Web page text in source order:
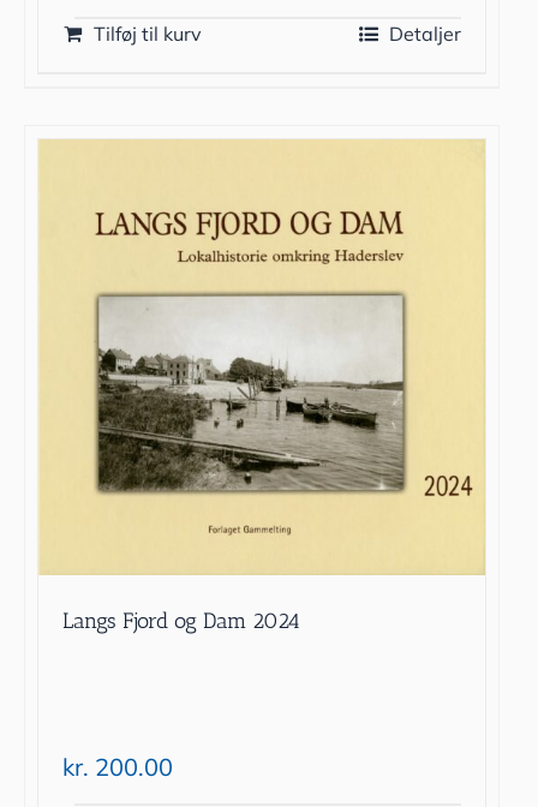
Tilføj til kurv Detaljer
Langs Fjord og Dam 2024
kr. 200.00